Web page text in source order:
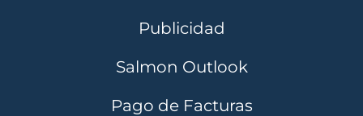
Publicidad
Salmon Outlook
Pago de Facturas